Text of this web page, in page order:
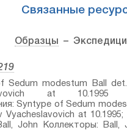
Связанные
Образцы –
Sedum modestum Ball⁣
at 10.1995
Syntype of Sedum
Vyacheslavovich at
John Коллекторы: Ball,